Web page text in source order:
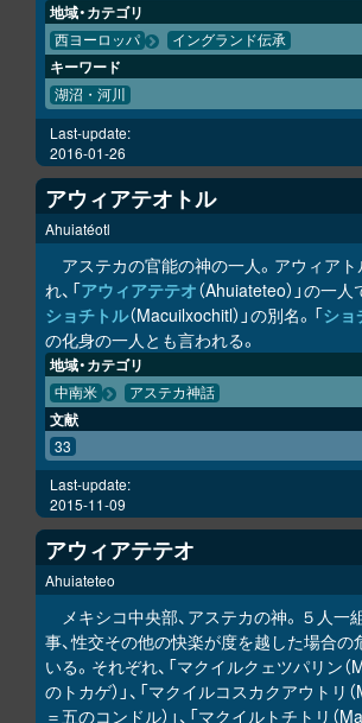
地域・カテゴリ
西ヨーロッパ イングランド伝承
キーワード
湖沼・河川
Last-update:
2016-01-26
アウィアテオトル
Ahuiatéotl
アステカの官能の神の一人。アウィアト
れ、「アウィアテテオ（Ahuiateteo）」の一人
ショチトル（Macuilxochitl）」の別名。「ショ
の化身の一人とも言われる。
地域・カテゴリ
中南米 アステカ神話
文献
33
Last-update:
2015-11-09
アウィアテテオ
Ahuiateteo
メキシコ中央部、アステカの神。５人一
事、性交その他の快楽が度を越した場合
いる。それぞれ、「マクイルクェツパリン
のトカゲ）」、「マクイルコスカクアウトリ
＝五のコンドル）」、「マクイルトチトリ（